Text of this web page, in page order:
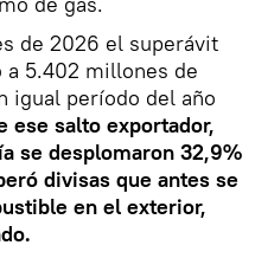
de 2026 el superávit
5.402 millones de
igual período del año
ese salto exportador,
se desplomaron 32,9%
divisas que antes se
en el exterior,